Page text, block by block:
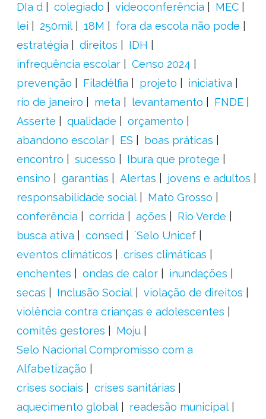
DIa d
colegiado videoconferência
MEC
lei
250mil 18M
fora da escola não pode
estratégia
direitos
IDH
infrequência escolar
Censo 2024
prevenção
Filadélfia projeto
iniciativa
rio de janeiro
meta levantamento
FNDE
Asserte
qualidade
orçamento
abandono escolar
ES
boas práticas
encontro
sucesso
Ibura que protege
ensino
garantias Alertas
jovens e adultos
responsabilidade social
Mato Grosso
conferência
corrida ações
Rio Verde
busca ativa
consed
´Selo Unicef
eventos climáticos
crises climáticas
enchentes
ondas de calor
inundações
secas
Inclusão Social
violação de direitos
violência contra crianças e adolescentes
comitês gestores
Moju
Selo Nacional Compromisso com a
Alfabetização
crises sociais
crises sanitárias
aquecimento global
readesão municipal